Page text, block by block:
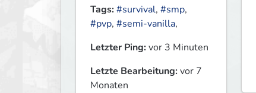
Tags:#survival, #smp,
#pvp, #semi-vanilla,
Letzter Ping:vor 3 Minuten
Letzte Bearbeitung:vor 7
Monaten